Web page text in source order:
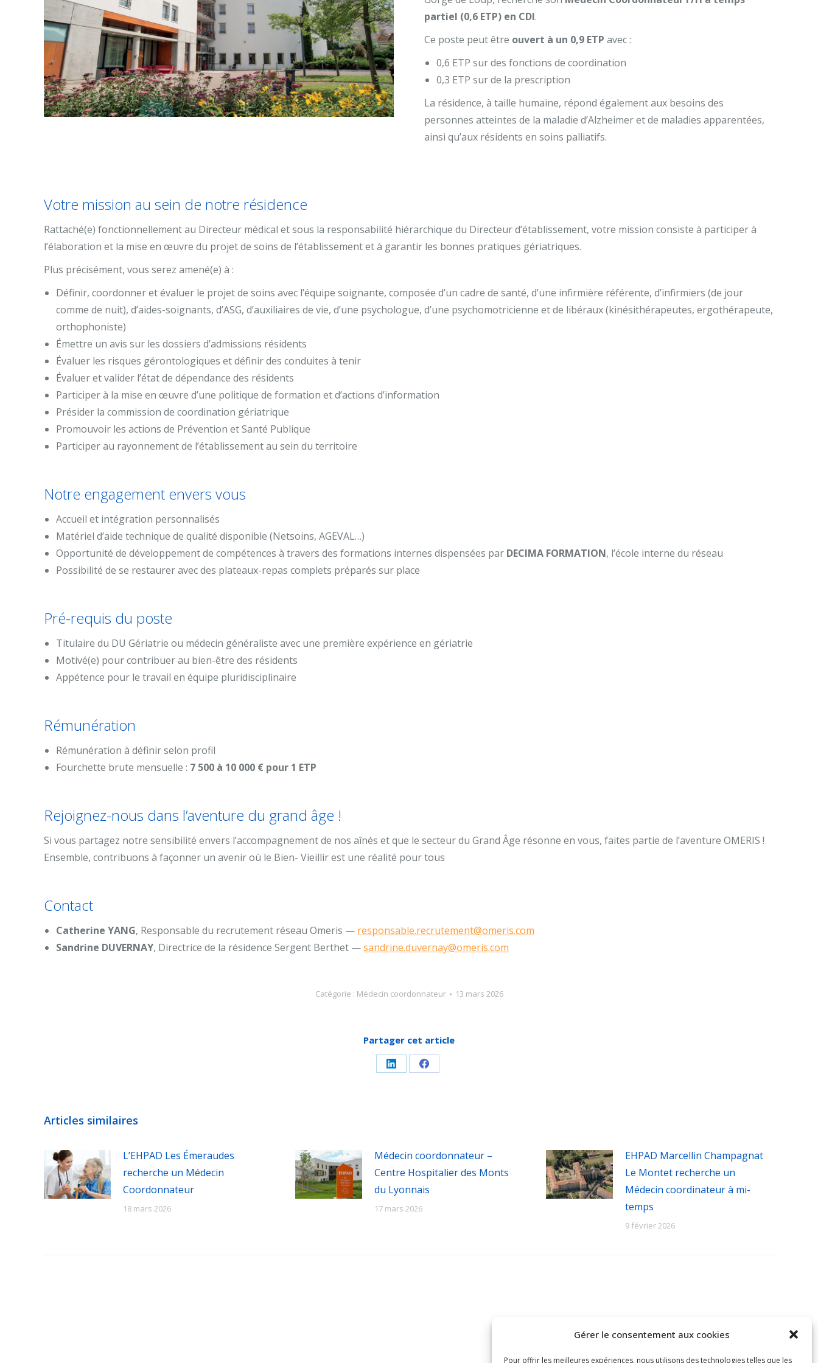
Gérer le consentement aux cookies
Pour offrir les meilleures expériences, nous utilisons des technologies telles que les
partiel (0,6 ETP) en CDI.
Ce poste peut être ouvert à un 0,9 ETP avec :
0,6 ETP sur des fonctions de coordination
0,3 ETP sur de la prescription
La résidence, à taille humaine, répond également aux besoins des
personnes atteintes de la maladie d’Alzheimer et de maladies apparentées,
ainsi qu’aux résidents en soins palliatifs.
Votre mission au sein de notre résidence
Rattaché(e) fonctionnellement au Directeur médical et sous la responsabilité hiérarchique du Directeur d’établissement, votre mission consiste à participer à
l’élaboration et la mise en œuvre du projet de soins de l’établissement et à garantir les bonnes pratiques gériatriques.
Plus précisément, vous serez amené(e) à :
Définir, coordonner et évaluer le projet de soins avec l’équipe soignante, composée d’un cadre de santé, d’une infirmière référente, d’infirmiers (de jour
comme de nuit), d’aides-soignants, d’ASG, d’auxiliaires de vie, d’une psychologue, d’une psychomotricienne et de libéraux (kinésithérapeutes, ergothérapeute,
orthophoniste)
Émettre un avis sur les dossiers d’admissions résidents
Évaluer les risques gérontologiques et définir des conduites à tenir
Évaluer et valider l’état de dépendance des résidents
Participer à la mise en œuvre d’une politique de formation et d’actions d’information
Présider la commission de coordination gériatrique
Promouvoir les actions de Prévention et Santé Publique
Participer au rayonnement de l’établissement au sein du territoire
Notre engagement envers vous
Accueil et intégration personnalisés
Matériel d’aide technique de qualité disponible (Netsoins, AGEVAL…)
Opportunité de développement de compétences à travers des formations internes dispensées par DECIMA FORMATION, l’école interne du réseau
Possibilité de se restaurer avec des plateaux-repas complets préparés sur place
Pré-requis du poste
Titulaire du DU Gériatrie ou médecin généraliste avec une première expérience en gériatrie
Motivé(e) pour contribuer au bien-être des résidents
Appétence pour le travail en équipe pluridisciplinaire
Rémunération
Rémunération à définir selon profil
Fourchette brute mensuelle : 7 500 à 10 000 € pour 1 ETP
Rejoignez-nous dans l’aventure du grand âge !
Si vous partagez notre sensibilité envers l’accompagnement de nos aînés et que le secteur du Grand Âge résonne en vous, faites partie de l’aventure OMERIS !
Ensemble, contribuons à façonner un avenir où le Bien- Vieillir est une réalité pour tous
Contact
Catherine YANG, Responsable du recrutement réseau Omeris — responsable.recrutement@omeris.com
Sandrine DUVERNAY, Directrice de la résidence Sergent Berthet —sandrine.duvernay@omeris.com
Catégorie : Médecin coordonnateur 13 mars 2026
Partager cet article
PartagerPartager
Articles similaires
L’EHPAD Les Émeraudes
recherche un Médecin
Coordonnateur
18 mars 2026
Médecin coordonnateur –
Centre Hospitalier des Monts
du Lyonnais
17 mars 2026
EHPAD Marcellin Champagnat
Le Montet recherche un
Médecin coordinateur à mi-
temps
9 février 2026